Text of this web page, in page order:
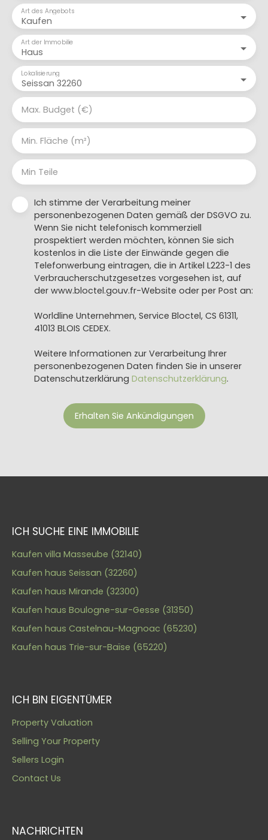
Kaufen
Art des Angebots
Haus
Art der Immobilie
Seissan 32260
Lokalisierung
Max. Budget (€)
Min. Fläche (m²)
Min Teile
Ich stimme der Verarbeitung meiner
personenbezogenen Daten gemäß der DSGVO zu.
Wenn Sie nicht telefonisch kommerziell
prospektiert werden möchten, können Sie sich
kostenlos in die Liste der Einwände gegen die
Telefonwerbung eintragen, die in Artikel L223-1 des
Verbraucherschutzgesetzes vorgesehen ist, auf
der www.bloctel.gouv.fr-Website oder per Post an:
Worldline Unternehmen, Service Bloctel, CS 61311,
41013 BLOIS CEDEX.
Weitere Informationen zur Verarbeitung Ihrer
personenbezogenen Daten finden Sie in unserer
Datenschutzerklärung Datenschutzerklärung.
Erhalten Sie Ankündigungen
ICH SUCHE EINE IMMOBILIE
Kaufen villa Masseube (32140)
Kaufen haus Seissan (32260)
Kaufen haus Mirande (32300)
Kaufen haus Boulogne-sur-Gesse (31350)
Kaufen haus Castelnau-Magnoac (65230)
Kaufen haus Trie-sur-Baïse (65220)
ICH BIN EIGENTÜMER
Property Valuation
Selling Your Property
Sellers Login
Contact Us
NACHRICHTEN